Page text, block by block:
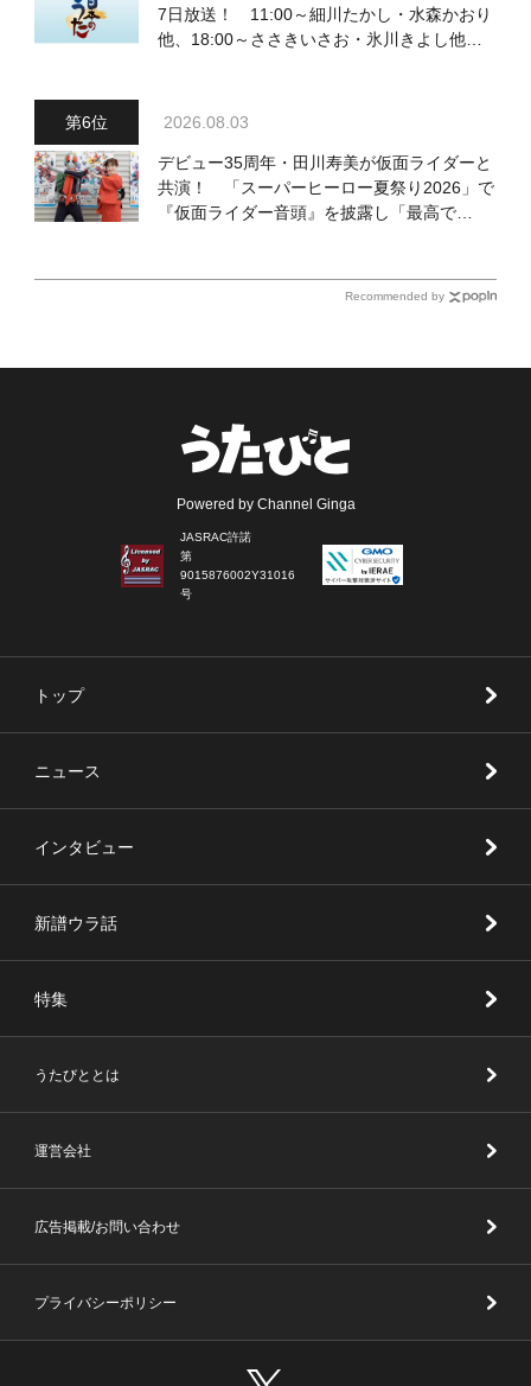
7日放送！ 11:00～細川たかし・水森かおり
他、18:00～ささきいさお・氷川きよし他登
2026.08.03
デビュー35周年・田川寿美が仮面ライダーと
共演！ 「スーパーヒーロー夏祭り2026」で
『仮面ライダー音頭』を披露し「最高で
Recommended by
Powered by Channel Ginga
JASRAC許諾
第
9015876002Y31016
号
トップ
ニュース
インタビュー
新譜ウラ話
特集
うたびととは
運営会社
広告掲載/お問い合わせ
プライバシーポリシー